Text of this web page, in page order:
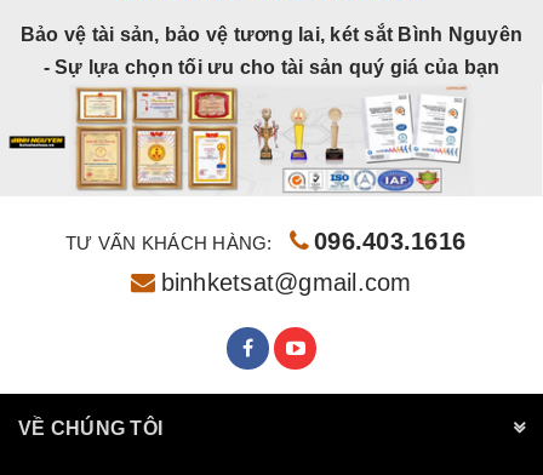
Bảo vệ tài sản, bảo vệ tương lai, két sắt Bình Nguyên
- Sự lựa chọn tối ưu cho tài sản quý giá của bạn
TƯ VẤN KHÁCH HÀNG:
096.403.1616
binhketsat@gmail.com
VỀ CHÚNG TÔI